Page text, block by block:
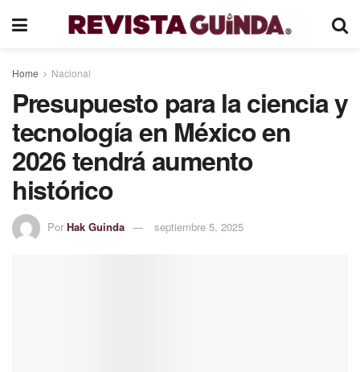
Home Nacional
Presupuesto para la ciencia y
tecnología en México en
2026 tendrá aumento
histórico
Por Hak Guinda septiembre 5, 2025